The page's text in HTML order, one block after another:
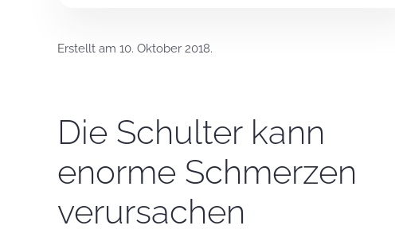
Erstellt am 10. Oktober 2018.
Die Schulter kann
enorme Schmerzen
verursachen